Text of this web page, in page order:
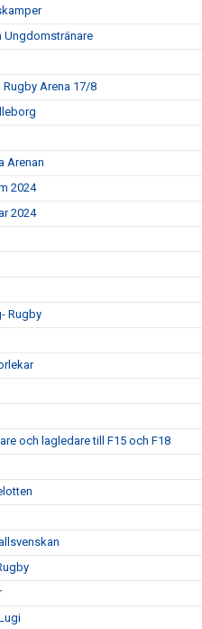
Ungdomstränare
Arena 17/8
Arenan
2024
2024
Rugby
och lagledare till F15 och F18